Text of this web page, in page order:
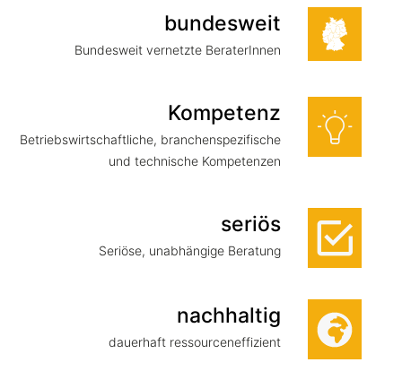
bundesweit
Bundesweit vernetzte BeraterInnen
Kompetenz
Betriebswirtschaftliche, branchenspezifische
und technische Kompetenzen
seriös
Seriöse, unabhängige Beratung
nachhaltig
dauerhaft ressourceneffizient